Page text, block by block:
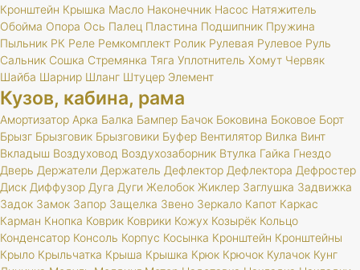
Кронштейн Крышка Масло Наконечник Насос Натяжитель
Обойма Опора Ось Палец Пластина Подшипник Пружина
Пыльник РК Реле Ремкомплект Ролик Рулевая Рулевое Руль
Сальник Сошка Стремянка Тяга Уплотнитель Хомут Червяк
Шайба Шарнир Шланг Штуцер Элемент
Кузов, кабина, рама
Амортизатор Арка Балка Бампер Бачок Боковина Боковое Борт
Брызг Брызговик Брызговики Буфер Вентилятор Вилка Винт
Вкладыш Воздуховод Воздухозаборник Втулка Гайка Гнездо
Дверь Держатели Держатель Дефлектор Дефлектора Дефростер
Диск Диффузор Дуга Дуги Желобок Жиклер Заглушка Задвижка
Задок Замок Запор Защелка Звено Зеркало Капот Каркас
Карман Кнопка Коврик Коврики Кожух Козырёк Кольцо
Конденсатор Консоль Корпус Косынка Кронштейн Кронштейны
Крыло Крыльчатка Крыша Крышка Крюк Крючок Кулачок Кунг